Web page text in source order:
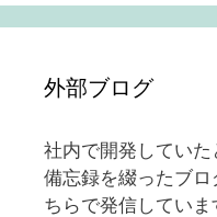
外部ブログ
社内で開発してい
備忘録を綴ったブロ
ちらで発信していま